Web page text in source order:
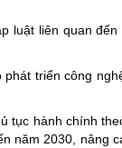
luật liên quan
triển công
tục hành chính
năm 2030, nâng